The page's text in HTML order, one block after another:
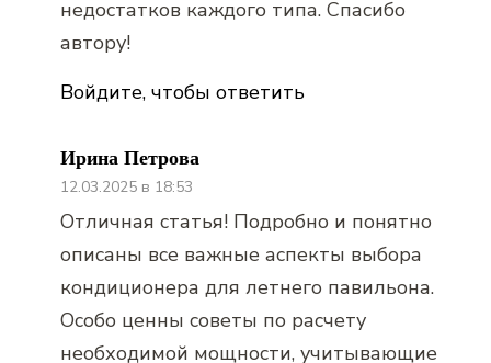
Войдите, чтобы ответить
недостатков каждого типа. Спасибо
автору!
Ирина Петрова
12.03.2025 в 18:53
Отличная статья! Подробно и понятно
описаны все важные аспекты выбора
кондиционера для летнего павильона.
Особо ценны советы по расчету
необходимой мощности, учитывающие